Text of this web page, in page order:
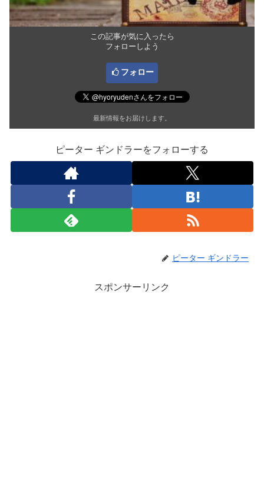
この記事が気に入ったら
フォローしよう
フォロー
最新情報をお届けします。
ピーター ギンドラーをフォローする
ピーター ギンドラー
スポンサーリンク